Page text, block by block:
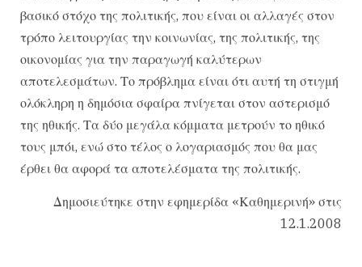
βασικό στόχο της πολιτικής, που είναι οι αλλαγές στον
τρόπο λειτουργίας την κοινωνίας, της πολιτικής, της
οικονομίας για την παραγωγή καλύτερων
αποτελεσμάτων. Το πρόβλημα είναι ότι αυτή τη στιγμή
ολόκληρη η δημόσια σφαίρα πνίγεται στον αστερισμό
της ηθικής. Τα δύο μεγάλα κόμματα μετρούν το ηθικό
τους μπόι, ενώ στο τέλος ο λογαριασμός που θα μας
έρθει θα αφορά τα αποτελέσματα της πολιτικής.
Δημοσιεύτηκε στην εφημερίδα «Καθημερινή» στις
12.1.2008